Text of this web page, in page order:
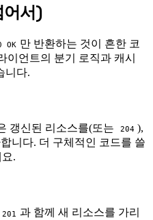
서)
OK 만 반환하는 것이 흔한 코
이언트의 분기 로직과 캐시
니다.
갱신된 리소스를(또는 204 ),
니다. 더 구체적인 코드를 쓸
.
201 과 함께 새 리소스를 가리